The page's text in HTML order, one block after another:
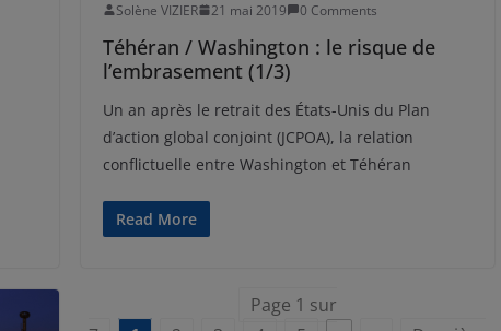
Solène VIZIER 21 mai 2019 0 Comments
Téhéran / Washington : le risque de
l’embrasement (1/3)
Un an après le retrait des États-Unis du Plan
d’action global conjoint (JCPOA), la relation
conflictuelle entre Washington et Téhéran
Read More
Page 1 sur